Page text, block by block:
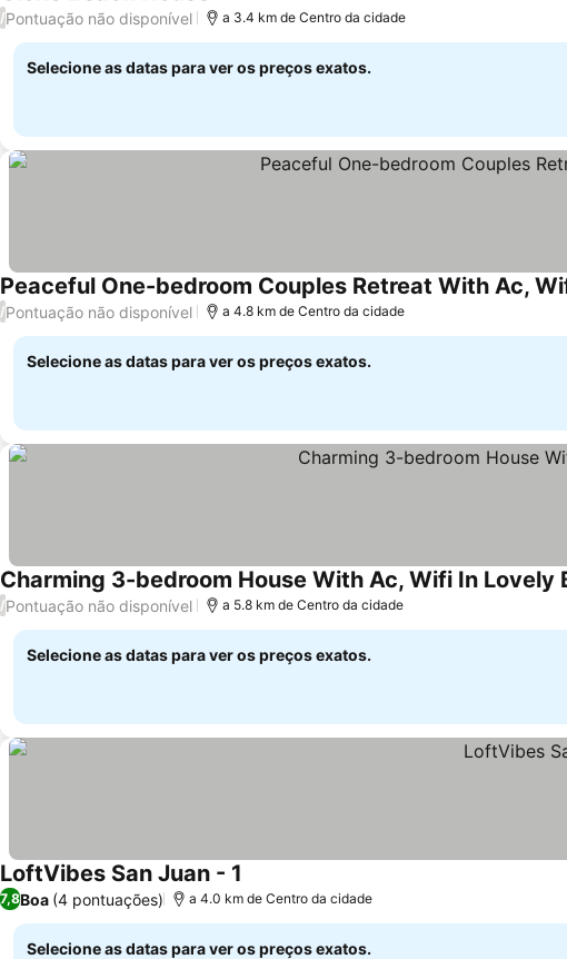
/Pontuação não disponível a 3.4 km de Centro da cidade
Selecione as datas para ver os preços exatos.
Peaceful One-bedroom Couples Retreat With Ac,
/Pontuação não disponível a 4.8 km de Centro da cidade
Selecione as datas para ver os preços exatos.
Charming 3-bedroom House With Ac, Wifi In Lovely
/Pontuação não disponível a 5.8 km de Centro da cidade
Selecione as datas para ver os preços exatos.
LoftVibes San Juan - 1
7,8Boa (4 pontuações) a 4.0 km de Centro da cidade
Selecione as datas para ver os preços exatos.